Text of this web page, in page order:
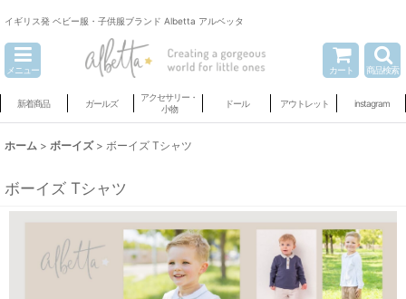
イギリス発 ベビー服・子供服ブランド Albetta アルベッタ
メニュー カート 商品検索
新着商品 ガールズ
アクセサリー・
小物
ドール アウトレット instagram
ホーム > ボーイズ > ボーイズ Tシャツ
ボーイズ Tシャツ